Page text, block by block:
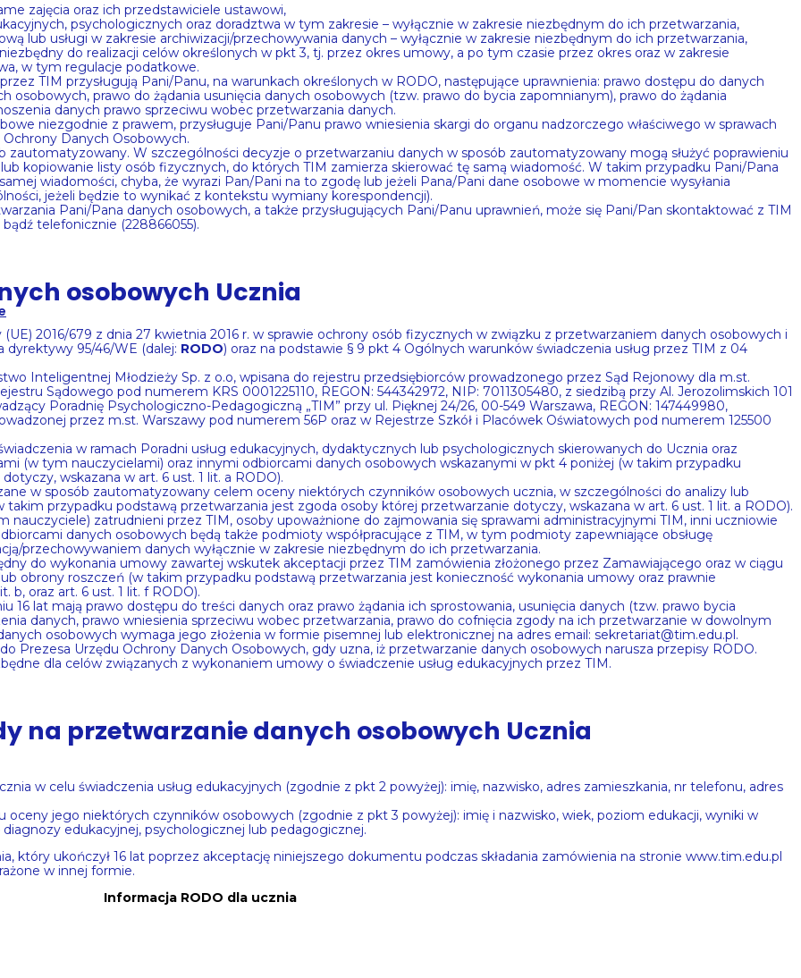
zajęcia oraz ich przedstawiciele ustawowi,
psychologicznych oraz doradztwa w tym zakresie – wyłącznie w zakresie niezbędnym do ich przetwarzania,
lub usługi w zakresie archiwizacji/przechowywania danych – wyłącznie w zakresie niezbędnym do ich przetwarzania,
do realizacji celów określonych w pkt 3, tj. przez okres umowy, a po tym czasie przez okres oraz w zakresie
w tym regulacje podatkowe.
TIM przysługują Pani/Panu, na warunkach określonych w RODO, następujące uprawnienia: prawo dostępu do danych
osobowych, prawo do żądania usunięcia danych osobowych (tzw. prawo do bycia zapomnianym), prawo do żądania
danych prawo sprzeciwu wobec przetwarzania danych.
niezgodnie z prawem, przysługuje Pani/Panu prawo wniesienia skargi do organu nadzorczego właściwego w sprawach
Danych Osobowych.
W szczególności decyzje o przetwarzaniu danych w sposób zautomatyzowany mogą służyć poprawieniu
kopiowanie listy osób fizycznych, do których TIM zamierza skierować tę samą wiadomość. W takim przypadku Pani/Pana
wiadomości, chyba, że wyrazi Pan/Pani na to zgodę lub jeżeli Pana/Pani dane osobowe w momencie wysyłania
jeżeli będzie to wynikać z kontekstu wymiany korespondencji).
Pani/Pana danych osobowych, a także przysługujących Pani/Panu uprawnień, może się Pani/Pan skontaktować z TIM
telefonicznie (228866055).
osobowych Ucznia
2016/679 z dnia 27 kwietnia 2016 r. w sprawie ochrony osób fizycznych w związku z przetwarzaniem danych osobowych i
dyrektywy 95/46/WE (dalej: RODO) oraz na podstawie § 9 pkt 4 Ogólnych warunków świadczenia usług przez TIM z 04
Inteligentnej Młodzieży Sp. z o.o, wpisana do rejestru przedsiębiorców prowadzonego przez Sąd Rejonowy dla m.st.
Sądowego pod numerem KRS 0001225110, REGON: 544342972, NIP: 7011305480, z siedzibą przy Al. Jerozolimskich 101
Poradnię Psychologiczno-Pedagogiczną „TIM” przy ul. Pięknej 24/26, 00-549 Warszawa, REGON: 147449980,
przez m.st. Warszawy pod numerem 56P oraz w Rejestrze Szkół i Placówek Oświatowych pod numerem 125500
w ramach Poradni usług edukacyjnych, dydaktycznych lub psychologicznych skierowanych do Ucznia oraz
(w tym nauczycielami) oraz innymi odbiorcami danych osobowych wskazanymi w pkt 4 poniżej (w takim przypadku
wskazana w art. 6 ust. 1 lit. a RODO).
w sposób zautomatyzowany celem oceny niektórych czynników osobowych ucznia, w szczególności do analizy lub
przypadku podstawą przetwarzania jest zgoda osoby której przetwarzanie dotyczy, wskazana w art. 6 ust. 1 lit. a RODO).
nauczyciele) zatrudnieni przez TIM, osoby upoważnione do zajmowania się sprawami administracyjnymi TIM, inni uczniowie
danych osobowych będą także podmioty współpracujące z TIM, w tym podmioty zapewniające obsługę
przechowywaniem danych wyłącznie w zakresie niezbędnym do ich przetwarzania.
do wykonania umowy zawartej wskutek akceptacji przez TIM zamówienia złożonego przez Zamawiającego oraz w ciągu
obrony roszczeń (w takim przypadku podstawą przetwarzania jest konieczność wykonania umowy oraz prawnie
b, oraz art. 6 ust. 1 lit. f RODO).
16 lat mają prawo dostępu do treści danych oraz prawo żądania ich sprostowania, usunięcia danych (tzw. prawo bycia
danych, prawo wniesienia sprzeciwu wobec przetwarzania, prawo do cofnięcia zgody na ich przetwarzanie w dowolnym
osobowych wymaga jego złożenia w formie pisemnej lub elektronicznej na adres email: sekretariat@tim.edu.pl.
Prezesa Urzędu Ochrony Danych Osobowych, gdy uzna, iż przetwarzanie danych osobowych narusza przepisy RODO.
dla celów związanych z wykonaniem umowy o świadczenie usług edukacyjnych przez TIM.
na przetwarzanie danych osobowych Ucznia
w celu świadczenia usług edukacyjnych (zgodnie z pkt 2 powyżej): imię, nazwisko, adres zamieszkania, nr telefonu, adres
oceny jego niektórych czynników osobowych (zgodnie z pkt 3 powyżej): imię i nazwisko, wiek, poziom edukacji, wyniki w
edukacyjnej, psychologicznej lub pedagogicznej.
który ukończył 16 lat poprzez akceptację niniejszego dokumentu podczas składania zamówienia na stronie www.tim.edu.pl
w innej formie.
Informacja RODO dla ucznia